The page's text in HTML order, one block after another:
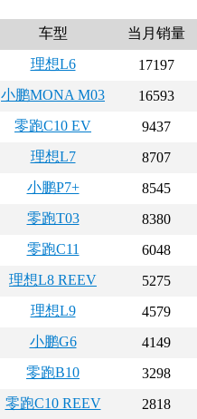
车型 当月销量
理想L6
17197
小鹏MONA M03
16593
零跑C10 EV
9437
理想L7
8707
小鹏P7+
8545
零跑T03
8380
零跑C11
6048
理想L8 REEV
5275
理想L9
4579
小鹏G6
4149
零跑B10
3298
零跑C10 REEV
2818